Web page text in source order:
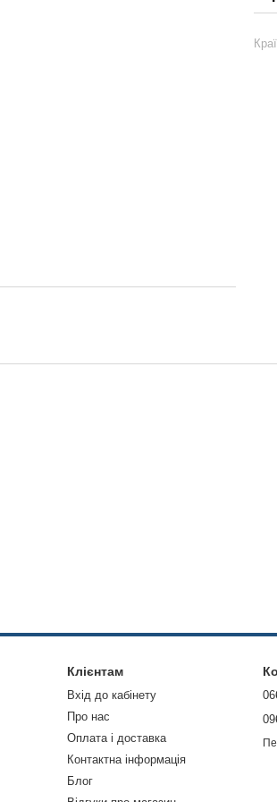
Клієнтам
Вхід до кабінету
Про нас
Оплата і доставка
Контактна інформація
Блог